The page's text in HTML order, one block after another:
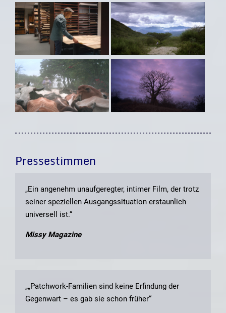
Pressestimmen
„Ein angenehm unaufgeregter, intimer Film, der trotz
seiner speziellen Ausgangssituation erstaunlich
universell ist.“
Missy Magazine
„„Patchwork-Familien sind keine Erfindung der
Gegenwart – es gab sie schon früher“